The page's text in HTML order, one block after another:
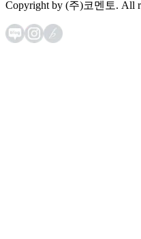
Copyright by (주)코멘토. All